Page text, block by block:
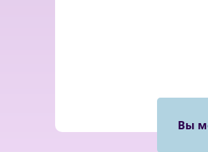
Вы